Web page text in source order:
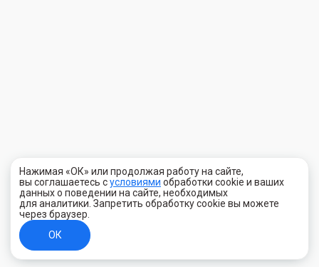
Нажимая «ОК» или продолжая работу на сайте,
вы соглашаетесь сусловиями обработки cookie и ваших
данных о поведении на сайте, необходимых
для аналитики. Запретить обработку cookie вы можете
через браузер.
ОК